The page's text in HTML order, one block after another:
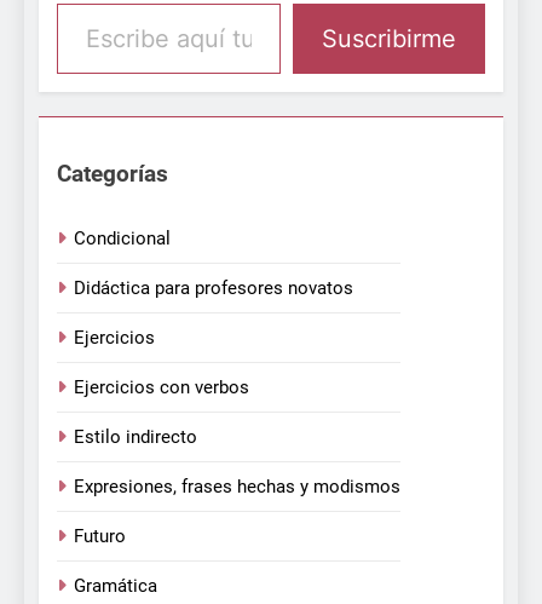
Suscribirme
Categorías
Condicional
Didáctica para profesores novatos
Ejercicios
Ejercicios con verbos
Estilo indirecto
Expresiones, frases hechas y modismos
Futuro
Gramática